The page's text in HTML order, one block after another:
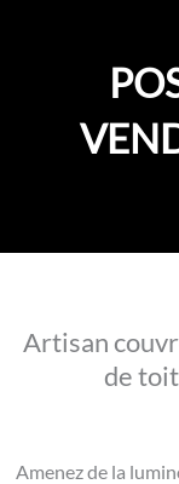
Artisan
de
Amenez de la